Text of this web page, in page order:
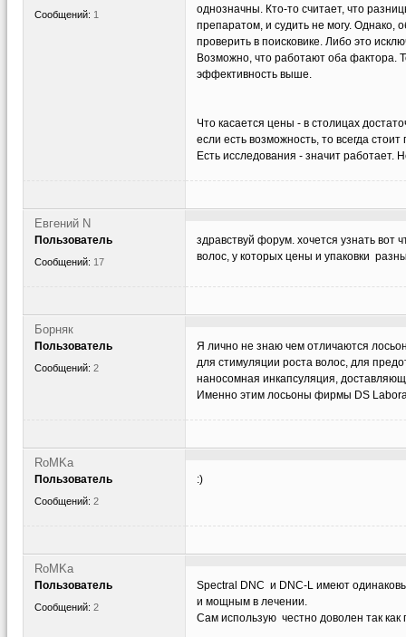
Сообщений: 1
однозначны. Кто-то считает, что
препаратом, и судить не могу. Однако,
проверить в поисковике. Либо это
Возможно, что работают оба фактора.
эффективность выше.
Что касается цены - в столицах
если есть возможность, то всегда
Есть исследования - значит работает.
Евгений N
Пользователь
Сообщений: 17
здравствуй форум. хочется узнать
волос, у которых цены и упаковки
Борняк
Пользователь
Сообщений: 2
Я лично не знаю чем отличаются
для стимуляции роста волос, для
наносомная инкапсуляция,
Именно этим лосьоны фирмы DS
RoMKa
Пользователь
Сообщений: 2
:)
RoMKa
Пользователь
Сообщений: 2
Spectral DNC и DNC-L имеют
и мощным в лечении.
Сам использую честно доволен так